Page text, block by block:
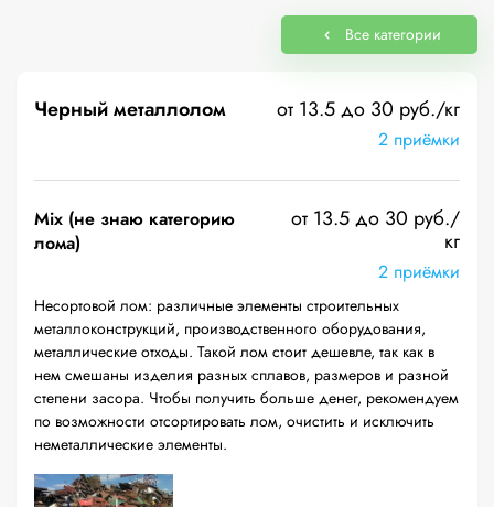
Все категории
Черный металлолом от 13.5 до 30 руб./кг
2 приёмки
Mix (не знаю категорию
лома)
от 13.5 до 30 руб./
кг
2 приёмки
Несортовой лом: различные элементы строительных
металлоконструкций, производственного оборудования,
металлические отходы. Такой лом стоит дешевле, так как в
нем смешаны изделия разных сплавов, размеров и разной
степени засора. Чтобы получить больше денег, рекомендуем
по возможности отсортировать лом, очистить и исключить
неметаллические элементы.